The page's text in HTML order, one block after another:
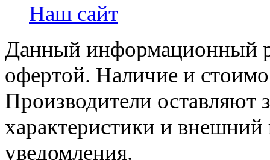
Наш сайт
Данный информационный
офертой. Наличие и
Производители оставляют
характеристики и внешний
уведомления.